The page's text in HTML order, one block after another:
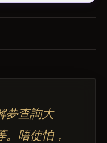
夢查詢大
唔使怕，